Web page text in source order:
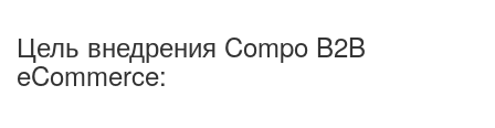
Цель внедрения Compo B2B
eCommerce: